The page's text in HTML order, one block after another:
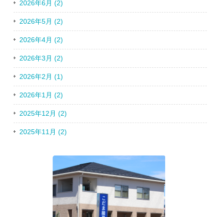
2026年6月 (2)
2026年5月 (2)
2026年4月 (2)
2026年3月 (2)
2026年2月 (1)
2026年1月 (2)
2025年12月 (2)
2025年11月 (2)